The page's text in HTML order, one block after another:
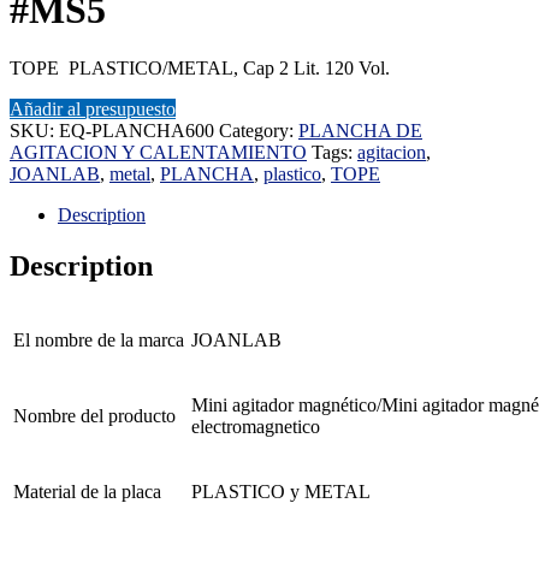
#MS5
TOPE PLASTICO/METAL, Cap 2 Lit. 120 Vol.
Añadir al presupuesto
SKU: EQ-PLANCHA600 Category: PLANCHA DE
AGITACION Y CALENTAMIENTO Tags: agitacion,
JOANLAB, metal, PLANCHA, plastico, TOPE
Description
Description
El nombre de la marca JOANLAB
Nombre del producto
Mini agitador magnético/Mini agitador
electromagnetico
Material de la placa PLASTICO y METAL